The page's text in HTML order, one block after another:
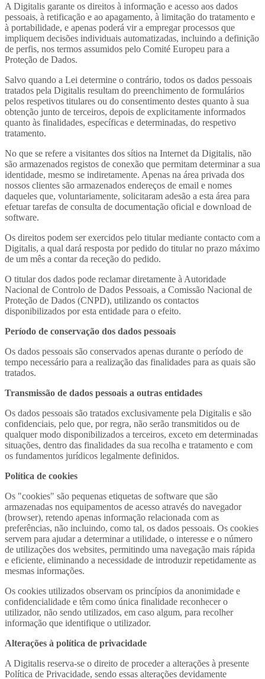
A Digitalis garante os direitos à informação e acesso aos dados
pessoais, à retificação e ao apagamento, à limitação do tratamento e
à portabilidade, e apenas poderá vir a empregar processos que
impliquem decisões individuais automatizadas, incluindo a definição
de perfis, nos termos assumidos pelo Comité Europeu para a
Proteção de Dados.
Salvo quando a Lei determine o contrário, todos os dados pessoais
tratados pela Digitalis resultam do preenchimento de formulários
pelos respetivos titulares ou do consentimento destes quanto à sua
obtenção junto de terceiros, depois de explicitamente informados
quanto às finalidades, específicas e determinadas, do respetivo
tratamento.
No que se refere a visitantes dos sítios na Internet da Digitalis, não
são armazenados registos de conexão que permitam determinar a sua
identidade, mesmo se indiretamente. Apenas na área privada dos
nossos clientes são armazenados endereços de email e nomes
daqueles que, voluntariamente, solicitaram adesão a esta área para
efetuar tarefas de consulta de documentação oficial e download de
software.
Os direitos podem ser exercidos pelo titular mediante contacto com a
Digitalis, a qual dará resposta por pedido do titular no prazo máximo
de um mês a contar da receção do pedido.
O titular dos dados pode reclamar diretamente à Autoridade
Nacional de Controlo de Dados Pessoais, a Comissão Nacional de
Proteção de Dados (CNPD), utilizando os contactos
disponibilizados por esta entidade para o efeito.
Período de conservação dos dados pessoais
Os dados pessoais são conservados apenas durante o período de
tempo necessário para a realização das finalidades para as quais são
tratados.
Transmissão de dados pessoais a outras entidades
Os dados pessoais são tratados exclusivamente pela Digitalis e são
confidenciais, pelo que, por regra, não serão transmitidos ou de
qualquer modo disponibilizados a terceiros, exceto em determinadas
situações, dentro das finalidades da sua recolha e tratamento e com
os fundamentos jurídicos legalmente definidos.
Política de cookies
Os "cookies" são pequenas etiquetas de software que são
armazenadas nos equipamentos de acesso através do navegador
(browser), retendo apenas informação relacionada com as
preferências, não incluindo, como tal, os dados pessoais. Os cookies
servem para ajudar a determinar a utilidade, o interesse e o número
de utilizações dos websites, permitindo uma navegação mais rápida
e eficiente, eliminando a necessidade de introduzir repetidamente as
mesmas informações.
Os cookies utilizados observam os princípios da anonimidade e
confidencialidade e têm como única finalidade reconhecer o
utilizador, não sendo utilizados, em caso algum, para recolher
informação que identifique o utilizador.
Alterações à política de privacidade
A Digitalis reserva-se o direito de proceder a alterações à presente
Política de Privacidade, sendo essas alterações devidamente